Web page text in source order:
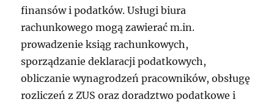
finansów i podatków. Usługi biura
rachunkowego mogą zawierać m.in.
prowadzenie ksiąg rachunkowych,
sporządzanie deklaracji podatkowych,
obliczanie wynagrodzeń pracowników, obsługę
rozliczeń z ZUS oraz doradztwo podatkowe i